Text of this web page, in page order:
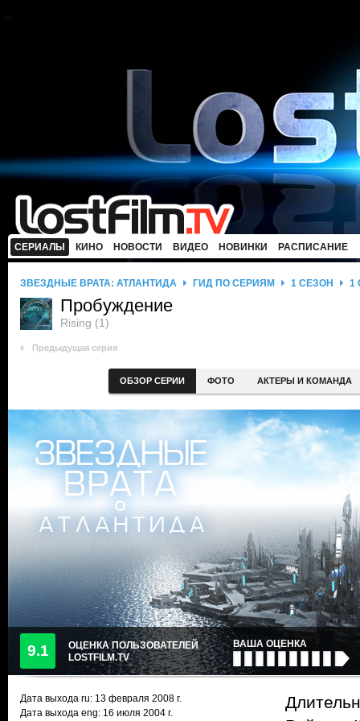
СЕРИАЛЫ КИНО НОВОСТИ ВИДЕО НОВИНКИ РАСПИСАНИЕ
ЗВЕЗДНЫЕ ВРАТА: АТЛАНТИДА ГИД ПО СЕРИЯМ 1 СЕЗОН 1
Пробуждение
Rising (1)
Предыдущая серия
ОБЗОР СЕРИИ ФОТО АКТЕРЫ И КОМАНДА
9.1
ОЦЕНКА ПОЛЬЗОВАТЕЛЕЙ
LOSTFILM.TV
ВАША ОЦЕНКА
Дата выхода ru: 13 февраля 2008 г.
Дата выхода eng: 16 июля 2004 г.